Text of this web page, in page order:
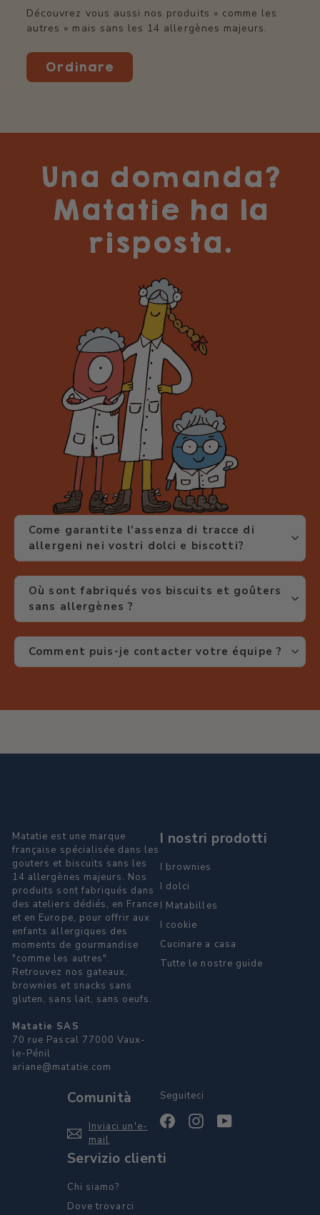
Découvrez vous aussi nos produits « comme les
autres » mais sans les 14 allergènes majeurs.
Ordinare
Una domanda?
Matatie ha la
risposta.
Come garantite l'assenza di tracce di
allergeni nei vostri dolci e biscotti?
Où sont fabriqués vos biscuits et goûters
sans allergènes ?
Comment puis-je contacter votre équipe ?
Matatie est une marque
française spécialisée dans les
gouters et biscuits sans les
14 allergènes majeurs. Nos
produits sont fabriqués dans
des ateliers dédiés, en France
et en Europe, pour offrir aux
enfants allergiques des
moments de gourmandise
"comme les autres".
Retrouvez nos gateaux,
brownies et snacks sans
gluten, sans lait, sans oeufs.
Matatie SAS
70 rue Pascal 77000 Vaux-
le-Pénil
ariane@matatie.com
I nostri prodotti
I brownies
I dolci
I Matabilles
I cookie
Cucinare a casa
Tutte le nostre guide
Comunità
Inviaci un'e-
mail
Seguiteci
FacebookInstagram
Servizio clienti
Chi siamo?
Dove trovarci